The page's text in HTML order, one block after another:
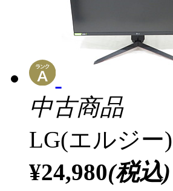
中古商品
LG(エルジー)
¥24,980(税込)